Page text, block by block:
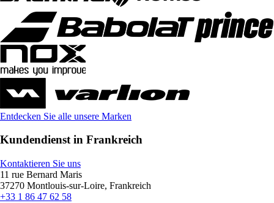
Entdecken Sie alle unsere Marken
Kundendienst in Frankreich
Kontaktieren Sie uns
11 rue Bernard Maris
37270 Montlouis-sur-Loire, Frankreich
+33 1 86 47 62 58